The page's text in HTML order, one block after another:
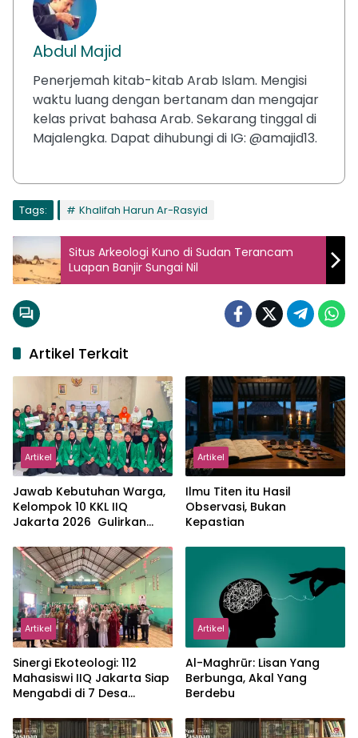
Abdul Majid
Penerjemah kitab-kitab Arab Islam. Mengisi
waktu luang dengan bertanam dan mengajar
kelas privat bahasa Arab. Sekarang tinggal di
Majalengka. Dapat dihubungi di IG: @amajid13.
Tags: Khalifah Harun Ar-Rasyid
Situs Arkeologi Kuno di Sudan Terancam
Luapan Banjir Sungai Nil
Artikel Terkait
Artikel
Jawab Kebutuhan Warga,
Kelompok 10 KKL IIQ
Jakarta 2026 Gulirkan
Sukamanah
Artikel
Ilmu Titen itu Hasil
Observasi, Bukan
Kepastian
Artikel
‎Sinergi Ekoteologi: 112
Mahasiswi IIQ Jakarta Siap
Mengabdi di 7 Desa
Artikel
Al-Maghrūr: Lisan Yang
Berbunga, Akal Yang
Berdebu